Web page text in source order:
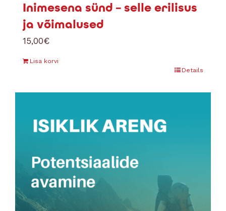
Inimesena sünd – selle erilisus
ja võimalused
15,00€
Lisa korvi
Details